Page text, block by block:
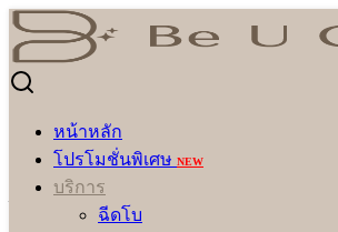
Skip
content
หน้าหลัก
โปรโมชั่นพิเศษ NEW
บริการ
ฉีดโบ
Search
for:
Search
ร้อยไหมก้างปลา
ร้อยไหมก้างปลา
รีวิวโปรแกรม